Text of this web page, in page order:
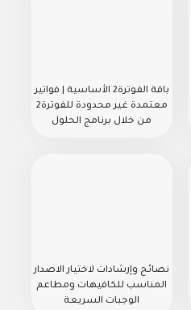
باقة الفوترة2 الأساسية | فواتير
معتمدة غير محدودة للفوترة2
من خلال برنامج الحلول
نصائح وإرشادات لاختيار الاصدار
المناسب للكافيهات ومطاعم
الوجبات السريعة